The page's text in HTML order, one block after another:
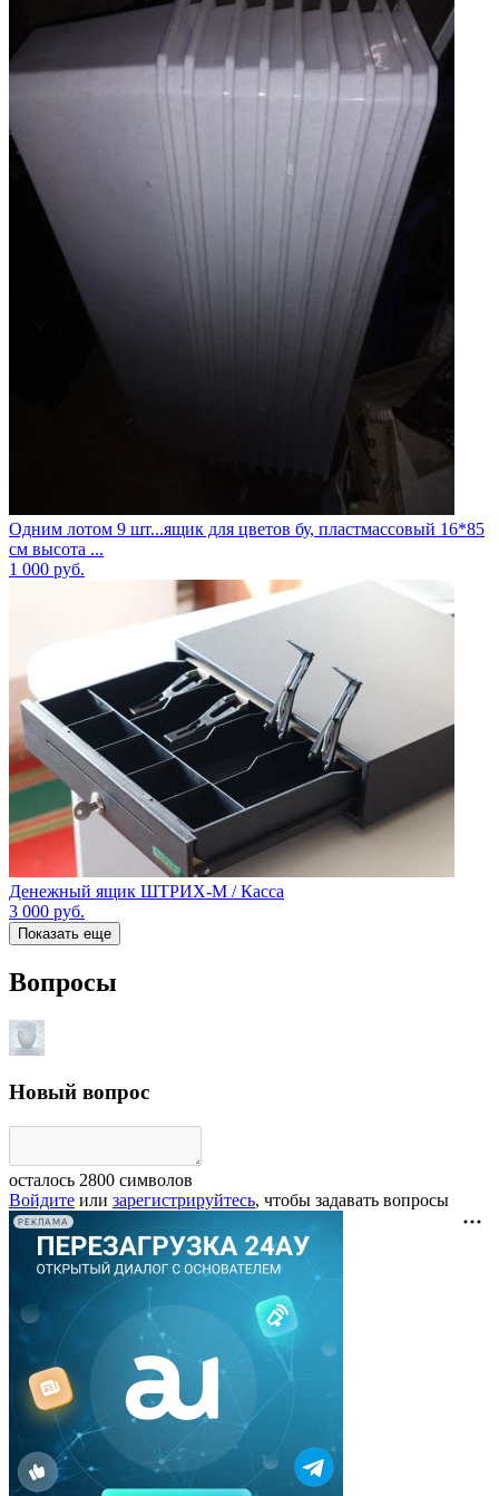
Одним лотом 9 шт...ящик для цветов бу, пластмассовый 16*85
см высота ...
1 000 руб.
Денежный ящик ШТРИХ-М / Касса
3 000 руб.
Показать еще
Вопросы
Новый вопрос
осталось 2800 символов
Войдите или зарегистрируйтесь, чтобы задавать вопросы
РЕКЛАМА